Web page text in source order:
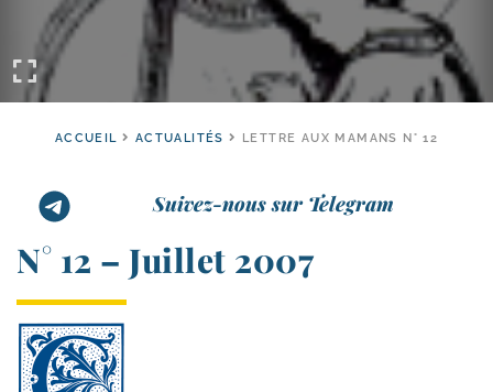
ACCUEIL ACTUALITÉS LETTRE AUX MAMANS N° 12
Suivez-nous sur Telegram
N° 12 – Juillet 2007